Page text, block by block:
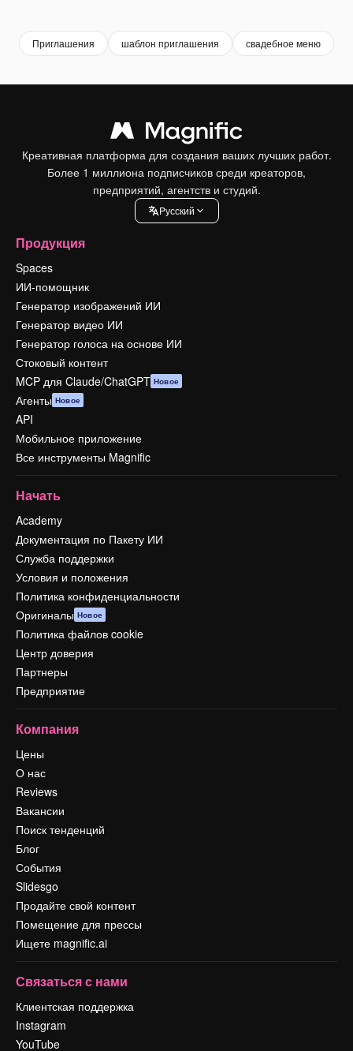
Приглашения шаблон приглашения свадебное меню
Креативная платформа для создания ваших лучших работ.
Более 1 миллиона подписчиков среди креаторов,
предприятий, агентств и студий.
Pусский
Продукция
Spaces
ИИ-помощник
Генератор изображений ИИ
Генератор видео ИИ
Генератор голоса на основе ИИ
Стоковый контент
MCP для Claude/ChatGPT Новое
Агенты Новое
API
Мобильное приложение
Все инструменты Magnific
Начать
Academy
Документация по Пакету ИИ
Служба поддержки
Условия и положения
Политика конфиденциальности
Оригиналы Новое
Политика файлов cookie
Центр доверия
Партнеры
Предприятие
Компания
Цены
О нас
Reviews
Вакансии
Поиск тенденций
Блог
События
Slidesgo
Продайте свой контент
Помещение для прессы
Ищете magnific.ai
Связаться с нами
Клиентская поддержка
Instagram
YouTube